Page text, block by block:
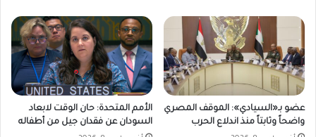
عضو بـ«السيادي»: الموقف المصري
واضحاً وثابتاً منذ اندلاع الحرب
الأمم المتحدة: حان الوقت لابعاد
السودان عن فقدان جيل من أطفاله